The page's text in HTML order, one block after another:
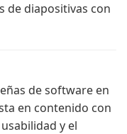
de diapositivas con
de software en
en contenido con
y el